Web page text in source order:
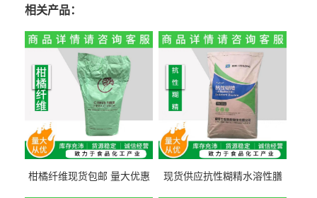
相关产品：
柑橘纤维现货包邮 量大优惠
现货供应抗性糊精水溶性膳